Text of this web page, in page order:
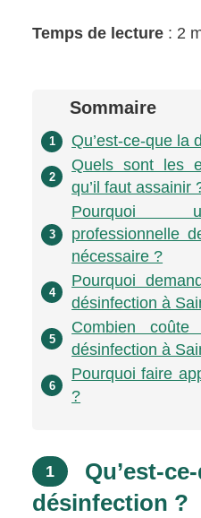
Temps de lecture : 2
Sommaire
1 Qu’est-ce-que la
2
Quels sont les
qu’il faut assainir
3
Pourquoi
professionnelle
nécessaire ?
4
Pourquoi
désinfection à
5
Combien
désinfection à
6
Pourquoi faire
?
1
Qu’est-
désinfection ?